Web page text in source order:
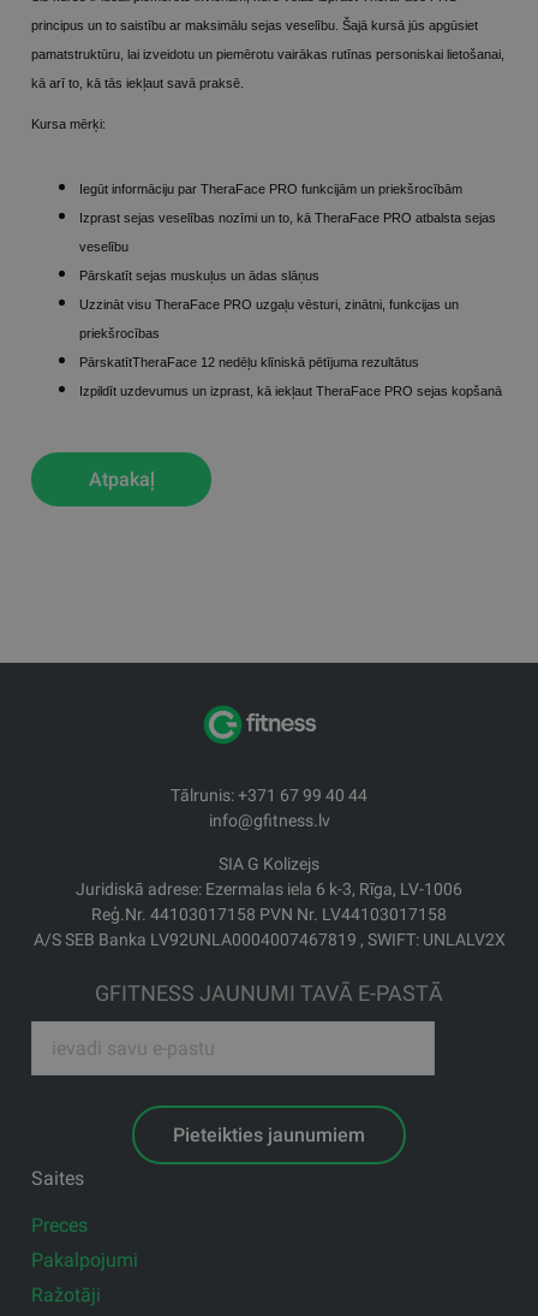
principus un to saistību ar maksimālu sejas veselību. Šajā kursā jūs apgūsiet
pamatstruktūru, lai izveidotu un piemērotu vairākas rutīnas personiskai lietošanai,
kā arī to, kā tās iekļaut savā praksē.
Kursa mērķi:
Iegūt informāciju par TheraFace PRO funkcijām un priekšrocībām
Izprast sejas veselības nozīmi un to, kā TheraFace PRO atbalsta sejas
veselību
Pārskatīt sejas muskuļus un ādas slāņus
Uzzināt visu TheraFace PRO uzgaļu vēsturi, zinātni, funkcijas un
priekšrocības
PārskatītTheraFace 12 nedēļu klīniskā pētījuma rezultātus
Izpildīt uzdevumus un izprast, kā iekļaut TheraFace PRO sejas kopšanā
Atpakaļ
Tālrunis: +371 67 99 40 44
info@gfitness.lv
SIA G Kolizejs
Juridiskā adrese: Ezermalas iela 6 k-3, Rīga, LV-1006
Reģ.Nr. 44103017158 PVN Nr. LV44103017158
A/S SEB Banka LV92UNLA0004007467819 , SWIFT: UNLALV2X
GFITNESS JAUNUMI TAVĀ E-PASTĀ
Pieteikties jaunumiem
Saites
Preces
Pakalpojumi
Ražotāji